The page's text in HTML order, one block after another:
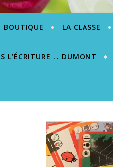
BOUTIQUE LA CLASSE
L’ÉCRITURE … DUMONT